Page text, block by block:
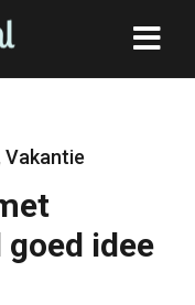
Vakantie
idee